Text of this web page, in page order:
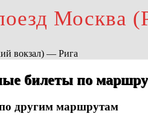
Москва
вокзал) — Рига
билеты по
другим маршрутам